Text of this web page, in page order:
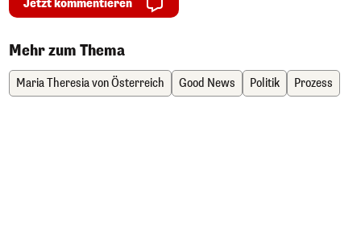
Jetzt kommentieren
Mehr zum Thema
Maria Theresia von Österreich Good News Politik Prozess